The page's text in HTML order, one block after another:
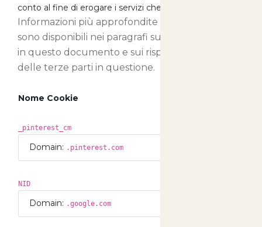
conto al fine di erogare i servizi che stanno fornendo.
Informazioni più approfondite su questi cookie
sono disponibili nei paragrafi successivi presenti
in questo documento e sui rispettivi siti internet
delle terze parti in questione.
Nome Cookie
_pinterest_cm
Domain: .pinterest.com
NID
Domain: .google.com